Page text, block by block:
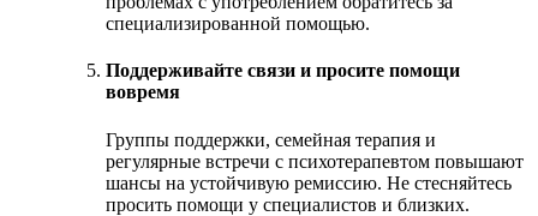
специализированной помощью.
Поддерживайте связи и просите помощи
вовремя
Группы поддержки, семейная терапия и
регулярные встречи с психотерапевтом повышают
шансы на устойчивую ремиссию. Не стесняйтесь
просить помощи у специалистов и близких.